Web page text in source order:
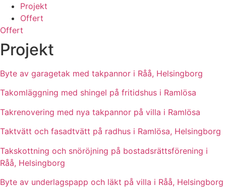
Projekt
Offert
Offert
Projekt
Byte av garagetak med takpannor i Råå, Helsingborg
Takomläggning med shingel på fritidshus i Ramlösa
Takrenovering med nya takpannor på villa i Ramlösa
Taktvätt och fasadtvätt på radhus i Ramlösa, Helsingborg
Takskottning och snöröjning på bostadsrättsförening i
Råå, Helsingborg
Byte av underlagspapp och läkt på villa i Råå, Helsingborg